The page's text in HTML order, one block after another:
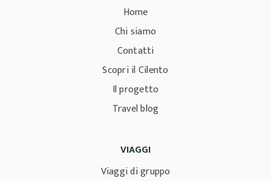
Home
Chi siamo
Contatti
Scopri il Cilento
Il progetto
Travel blog
VIAGGI
Viaggi di gruppo